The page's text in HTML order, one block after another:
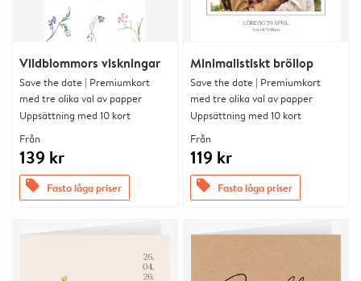
Vildblommors viskningar
Save the date | Premiumkort
med tre olika val av papper
Uppsättning med 10 kort
Från
139 kr
offers Fasta låga priser
Minimalistiskt bröllop
Save the date | Premiumkort
med tre olika val av papper
Uppsättning med 10 kort
Från
119 kr
offers Fasta låga priser